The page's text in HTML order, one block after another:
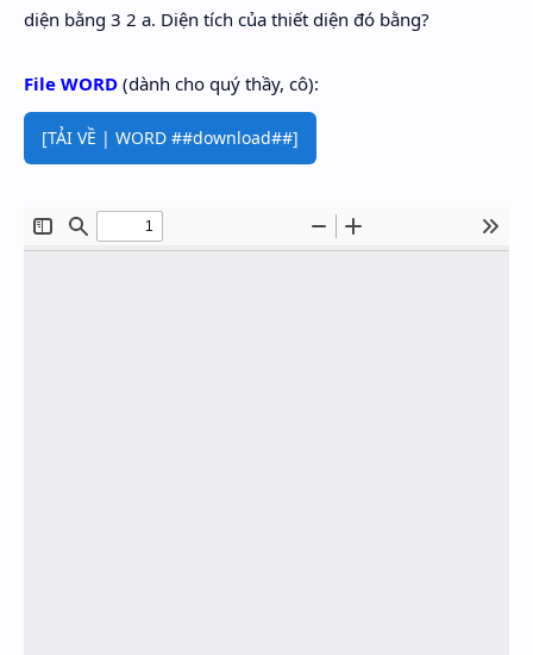
diện bằng 3 2 a. Diện tích của thiết diện đó bằng?
File WORD (dành cho quý thầy, cô):
[TẢI VỀ | WORD ##download##]